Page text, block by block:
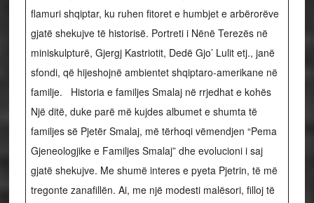
flamuri shqiptar, ku ruhen fitoret e humbjet e arbërorëve
gjatë shekujve të historisë. Portreti i Nënë Terezës në
miniskulpturë, Gjergj Kastriotit, Dedë Gjo’ Lulit etj., janë
sfondi, që hijeshojnë ambientet shqiptaro-amerikane në
familje. Historia e familjes Smalaj në rrjedhat e kohës
Një ditë, duke parë më kujdes albumet e shumta të
familjes së Pjetër Smalaj, më tërhoqi vëmendjen “Pema
Gjeneologjike e Familjes Smalaj” dhe evolucioni i saj
gjatë shekujve. Me shumë interes e pyeta Pjetrin, të më
tregonte zanafillën. Ai, me një modesti malësori, filloj të